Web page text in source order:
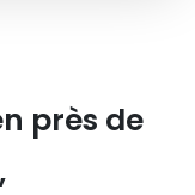
près de